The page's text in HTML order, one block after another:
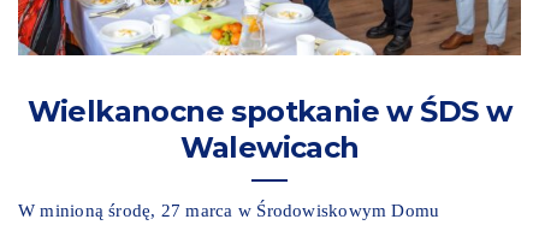
Wielkanocne spotkanie w ŚDS w
Walewicach
W minioną środę, 27 marca w Środowiskowym Domu